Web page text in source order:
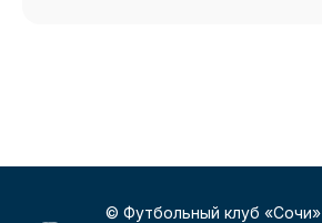
© Футбольный клуб «Сочи»